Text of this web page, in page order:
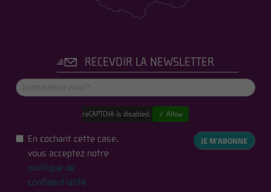
RECEVOIR LA NEWSLETTER
reCAPTCHA is disabled. ✓ Allow
En cochant cette case,
vous acceptez notre
politique de
confidentialité
JE M'ABONNE